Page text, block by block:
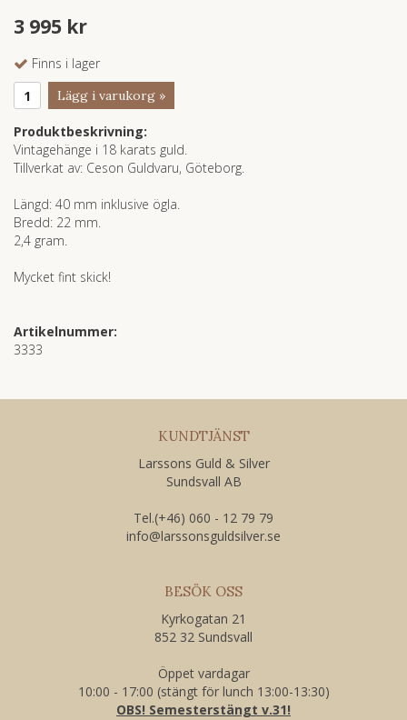
3 995 kr
Finns i lager
Lägg i varukorg »
Produktbeskrivning:
Vintagehänge i 18 karats guld.
Tillverkat av: Ceson Guldvaru, Göteborg.
Längd: 40 mm inklusive ögla.
Bredd: 22 mm.
2,4 gram.
Mycket fint skick!
Artikelnummer:
3333
KUNDTJÄNST
Larssons Guld & Silver
Sundsvall AB
Tel.(+46) 060 - 12 79 79
​info@larssonsguldsilver.se
BESÖK OSS
Kyrkogatan 21
852 32 Sundsvall
Öppet vardagar
10:00 - 17:00 (stängt för lunch 13:00-13:30)
OBS! Semesterstängt v.31!